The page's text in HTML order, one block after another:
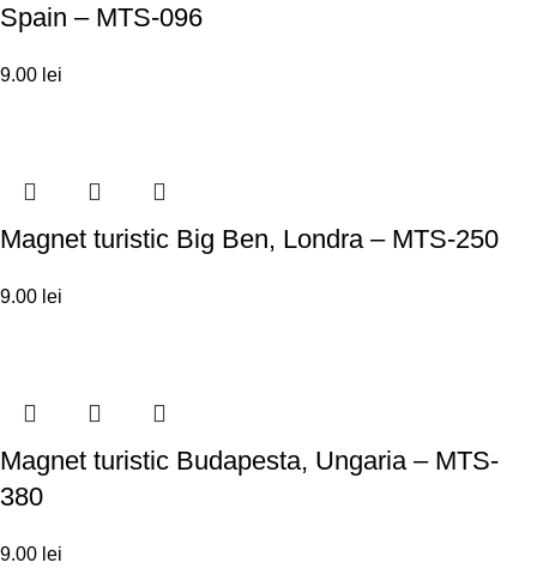
Spain – MTS-096
9.00 lei
Magnet turistic Big Ben, Londra – MTS-250
9.00 lei
Magnet turistic Budapesta, Ungaria – MTS-
380
9.00 lei